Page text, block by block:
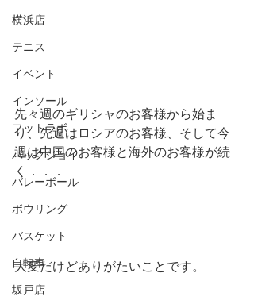
横浜店
テニス
イベント
インソール
フットラボ
バックジョイ
バレーボール
ボウリング
バスケット
自転車
坂戸店
先々週のギリシャのお客様から始ま
り、先週はロシアのお客様、そして今
週は中国のお客様と海外のお客様が続
く．．．
大変だけどありがたいことです。